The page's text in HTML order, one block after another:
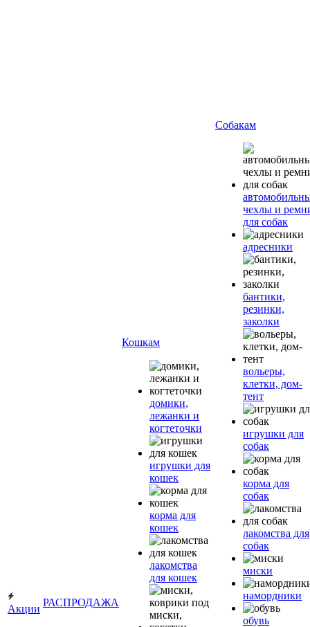
Акции
РАСПРОДАЖА
Кошкам
домики,
лежанки и
когтеточки
игрушки для
кошек
корма для
кошек
лакомства
для кошек
Собакам
чехлы и
для собак
адресники
бантики,
резинки,
заколки
вольеры,
клетки, дом-
тент
игрушки для
собак
корма для
собак
лакомства для
собак
миски
намордники
обувь